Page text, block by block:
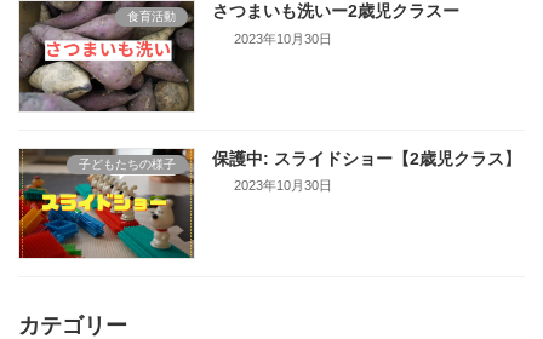
食育活動 さつまいも洗いー2歳児クラスー
2023年10月30日
子どもたちの様子 保護中: スライドショー【2歳児クラス】
2023年10月30日
カテゴリー